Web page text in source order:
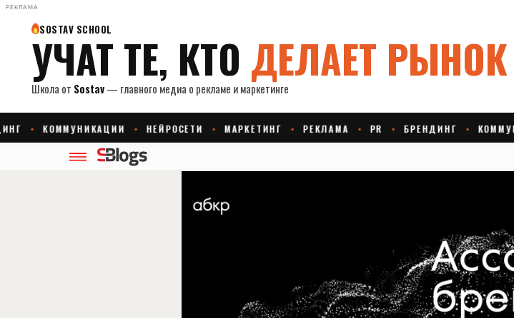
РЕКЛАМА